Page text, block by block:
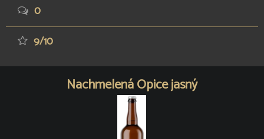
0
9/10
Nachmelená Opice jasný